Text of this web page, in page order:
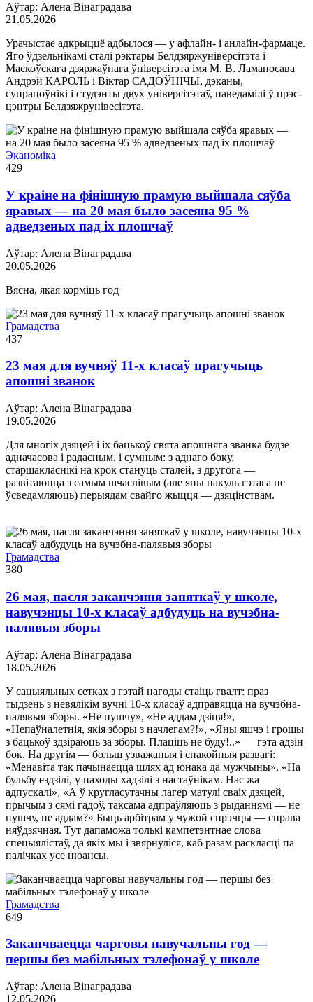
Аўтар: Алена Вінаградава
21.05.2026
Урачыстае адкрыццё адбылося — у афлайн- і анлайн-фармаце.
Яго ўдзельнікамі сталі рэктары Белдзяржуніверсітэта і
Маскоўскага дзяржаўнага ўніверсітэта імя М. В. Ламаносава
Андрэй КАРОЛЬ і Віктар САДОЎНІЧЫ, дэканы,
супрацоўнікі і студэнты двух універсітэтаў, паведамілі ў прэс-
цэнтры Белдзяжрунівесітэта.
Эканоміка
429
У краіне на фінішную прамую выйшала сяўба
яравых — на 20 мая было засеяна 95 %
адведзеных пад іх плошчаў
Аўтар: Алена Вінаградава
20.05.2026
Вясна, якая корміць год
Грамадства
437
23 мая для вучняў 11-х класаў прагучыць
апошні званок
Аўтар: Алена Вінаградава
19.05.2026
Для многіх дзяцей і іх бацькоў свята апошняга званка будзе
адначасова і радасным, і сумным: з аднаго боку,
старшакласнікі на крок стануць сталей, з другога —
развітаюцца з самым шчаслівым (але яны пакуль гэтага не
ўсведамляюць) перыядам свайго жыцця — дзяцінствам.
Грамадства
380
26 мая, пасля заканчэння заняткаў у школе,
навучэнцы 10-х класаў адбудуць на вучэбна-
палявыя зборы
Аўтар: Алена Вінаградава
18.05.2026
У сацыяльных сетках з гэтай нагоды стаіць гвалт: праз
тыдзень з невялікім вучні 10-х класаў адправяцца на вучэбна-
палявыя зборы. «Не пушчу», «Не аддам дзіця!»,
«Непаўналетнія, якія зборы з начлегам?!», «Яны яшчэ і грошы
з бацькоў здзіраюць за зборы. Плаціць не буду!..» — гэта адзін
бок. На другім — больш узважаныя і спакойныя развагі:
«Менавіта так пачынаецца шлях ад юнака да мужчыны», «На
бульбу ездзілі, у паходы хадзілі з настаўнікам. Нас жа
адпускалі», «А ў кругласутачны лагер матулі сваіх дзяцей,
прычым з сямі гадоў, таксама адпраўляюць з рыданнямі — не
пушчу, не аддам?» Быць арбітрам у чужой спрэчцы — справа
няўдзячная. Тут дапаможа толькі кампетэнтнае слова
спецыялістаў, да якіх мы і звярнуліся, каб разам раскласці па
палічках усе нюансы.
Грамадства
649
Заканчваецца чарговы навучальны год —
першы без мабільных тэлефонаў у школе
Аўтар: Алена Вінаградава
12.05.2026